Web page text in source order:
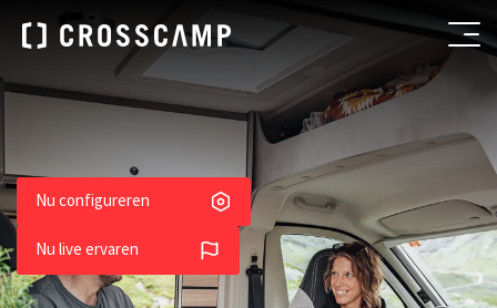
Nu configureren
Nu live ervaren